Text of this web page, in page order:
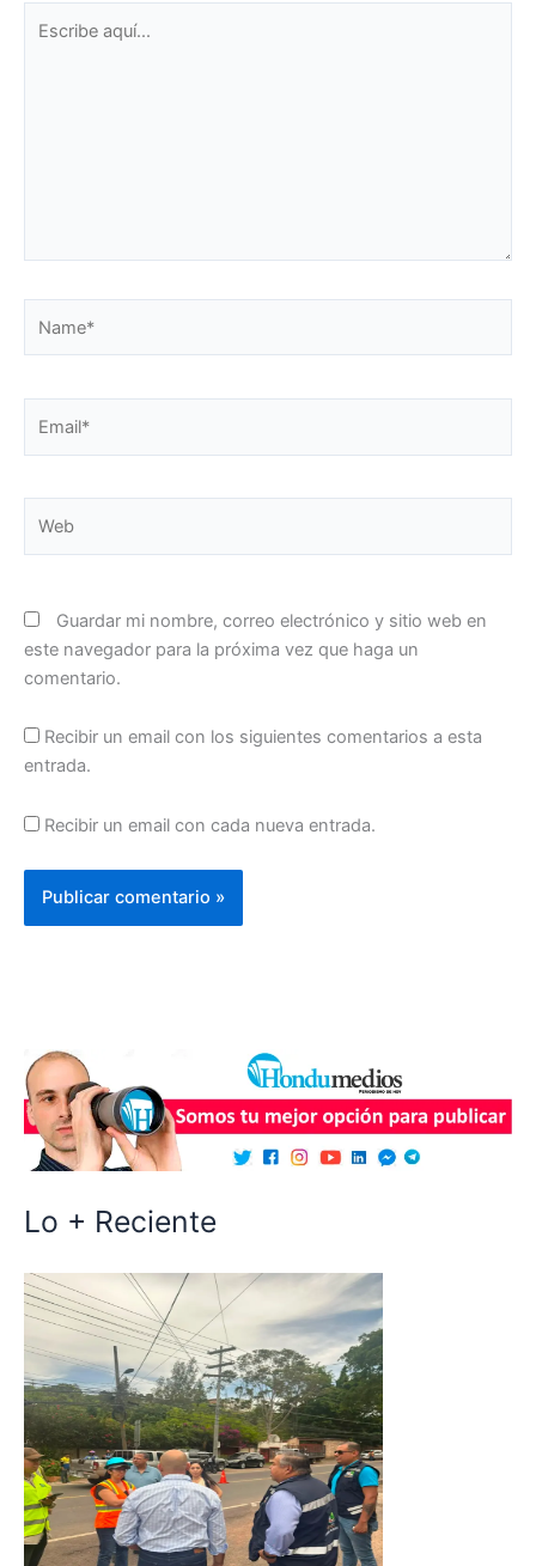
aquí...
Guardar mi nombre, correo electrónico y sitio web en
este navegador para la próxima vez que haga un
comentario.
Recibir un email con los siguientes comentarios a esta
entrada.
Recibir un email con cada nueva entrada.
Lo + Reciente